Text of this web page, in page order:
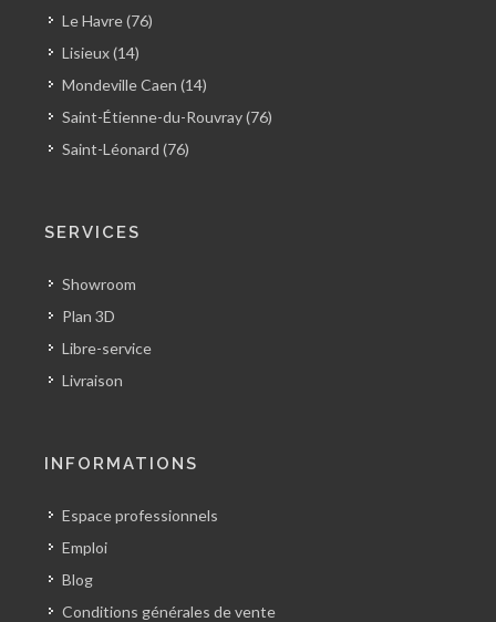
Le Havre (76)
Lisieux (14)
Mondeville Caen (14)
Saint-Étienne-du-Rouvray (76)
Saint-Léonard (76)
SERVICES
Showroom
Plan 3D
Libre-service
Livraison
INFORMATIONS
Espace professionnels
Emploi
Blog
Conditions générales de vente